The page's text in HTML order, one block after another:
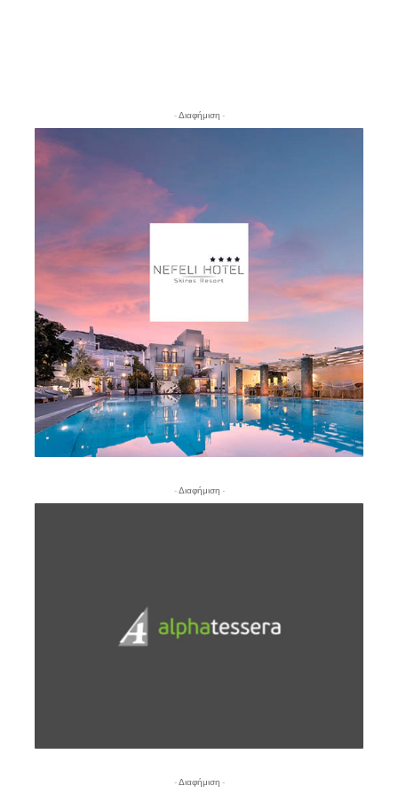
- Διαφήμιση -
- Διαφήμιση -
- Διαφήμιση -